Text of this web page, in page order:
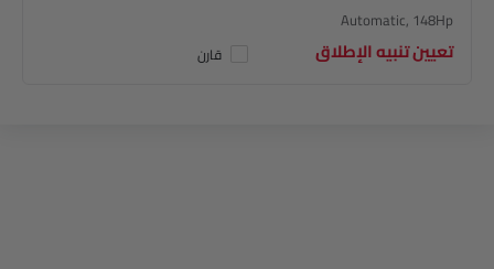
Automatic, 148Hp
تعيين تنبيه الإطلاق قارن